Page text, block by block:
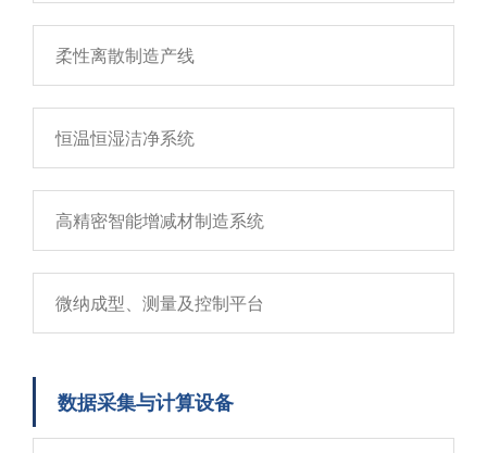
柔性离散制造产线
恒温恒湿洁净系统
高精密智能增减材制造系统
微纳成型、测量及控制平台
数据采集与计算设备